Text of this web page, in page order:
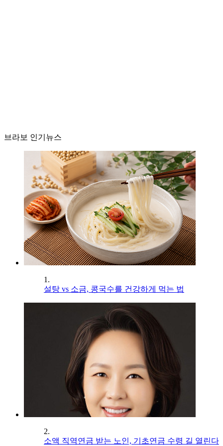
브라보 인기뉴스
1.
설탕 vs 소금, 콩국수를 건강하게 먹는 법
2.
소액 직역연금 받는 노인, 기초연금 수령 길 열린다